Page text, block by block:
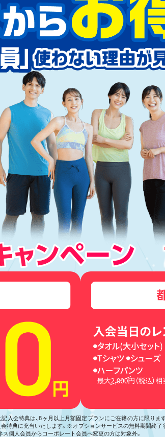
会特典は、8ヶ月以上月額固定プランにご在籍の方に限りま
会特典に充当いたします。※オプションサービスの無料期間終
個人会員からコーポレート会員へ変更の方は対象外。